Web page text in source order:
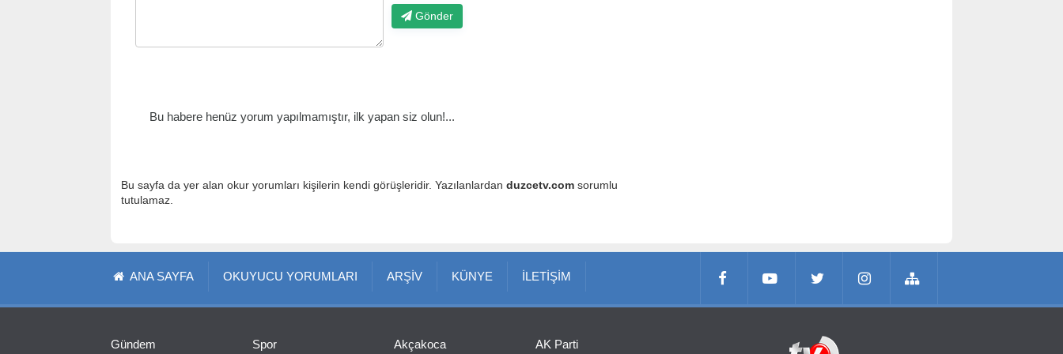
Gönder
Bu habere henüz yorum yapılmamıştır, ilk yapan siz olun!...
Bu sayfa da yer alan okur yorumları kişilerin kendi görüşleridir. Yazılanlardan duzcetv.com sorumlu
tutulamaz.
ANA SAYFA OKUYUCU YORUMLARI ARŞİV KÜNYE İLETİŞİM
Gündem Spor Akçakoca AK Parti